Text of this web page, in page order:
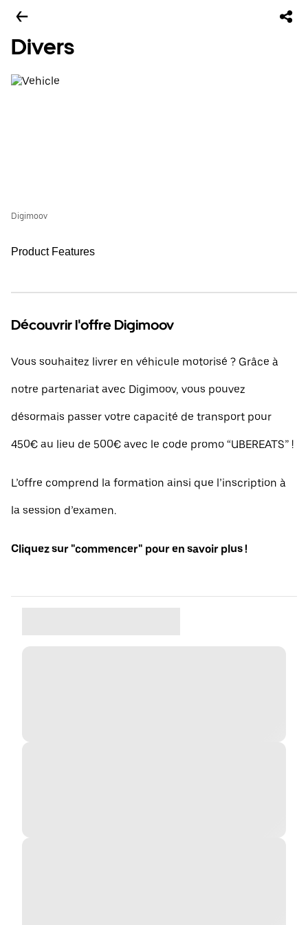
Divers
Digimoov
Product Features
Découvrir l'offre Digimoov
Vous souhaitez livrer en véhicule motorisé ? Grâce à
notre partenariat avec Digimoov, vous pouvez
désormais passer votre capacité de transport pour
450€ au lieu de 500€ avec le code promo “UBEREATS” !
L’offre comprend la formation ainsi que l’inscription à
la session d’examen.
Cliquez sur "commencer" pour en savoir plus !